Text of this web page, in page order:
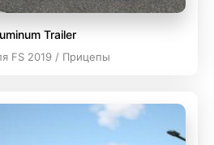
Trailer
FS 2019 / Прицепы